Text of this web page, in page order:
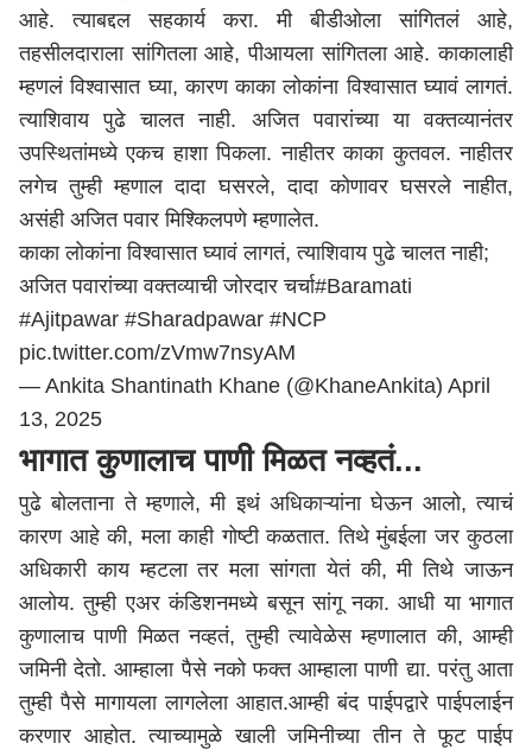
आहे. त्याबद्दल सहकार्य करा. मीबीडीओला सांगितलं आहे,
तहसीलदाराला सांगितला आहे, पीआयला सांगितला आहे. काकालाही
म्हणलं विश्वासात घ्या, कारण काका लोकांना विश्वासात घ्यावं लागतं.
त्याशिवाय पुढे चालत नाही. अजित पवारांच्या या वक्तव्यानंतर
उपस्थितांमध्ये एकच हाशा पिकला. नाहीतर काका कुतवल. नाहीतर
लगेच तुम्ही म्हणाल दादा घसरले, दादा कोणावर घसरले नाहीत,
असंही अजित पवार मिश्किलपणे म्हणालेत.
काका लोकांना विश्वासात घ्यावं लागतं, त्याशिवाय पुढे चालत नाही;
अजित पवारांच्या वक्तव्याची जोरदार चर्चा#Baramati
#Ajitpawar #Sharadpawar #NCP
pic.twitter.com/zVmw7nsyAM
— Ankita Shantinath Khane (@KhaneAnkita) April
13, 2025
भागात कुणालाच पाणी मिळत नव्हतं...
पुढे बोलताना ते म्हणाले, मी इथं अधिकाऱ्यांना घेऊन आलो, त्याचं
कारण आहे की, मला काही गोष्टी कळतात. तिथे मुंबईला जर कुठला
अधिकारी काय म्हटला तर मला सांगता येतं की, मी तिथे जाऊन
आलोय. तुम्ही एअर कंडिशनमध्ये बसून सांगू नका. आधी या भागात
कुणालाच पाणी मिळत नव्हतं, तुम्ही त्यावेळेस म्हणालात की, आम्ही
जमिनी देतो. आम्हाला पैसे नको फक्त आम्हाला पाणी द्या. परंतु आता
तुम्ही पैसे मागायला लागलेला आहात.आम्ही बंद पाईपद्वारे पाईपलाईन
करणार आहोत. त्याच्यामुळे खाली जमिनीच्या तीन ते फूट पाईप